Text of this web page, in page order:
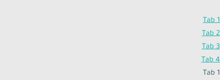
Tab 1
Tab 2
Tab 3
Tab 4
Tab 1